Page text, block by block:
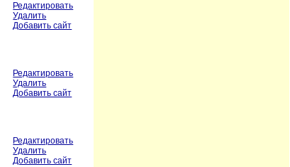
Редактировать
Удалить
Добавить сайт
Редактировать
Удалить
Добавить сайт
Редактировать
Удалить
Добавить сайт